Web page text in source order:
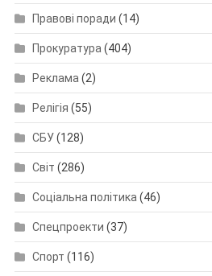
Правові поради (14)
Прокуратура (404)
Реклама (2)
Релігія (55)
СБУ(128)
Світ (286)
Соціальна політика (46)
Спецпроекти (37)
Спорт (116)